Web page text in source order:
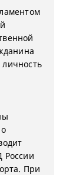
России
При